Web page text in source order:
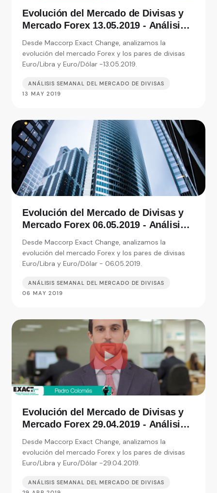
Evolución del Mercado de Divisas y
Mercado Forex 13.05.2019 - Análisis
de moneda
Desde Maccorp Exact Change, analizamos la
evolución del mercado Forex y los pares de divisas
Euro/Libra y Euro/Dólar -13.05.2019.
ANÁLISIS SEMANAL DEL MERCADO DE DIVISAS
13 MAY 2019
Evolución del Mercado de Divisas y
Mercado Forex 06.05.2019 - Análisis
de moneda
Desde Maccorp Exact Change, analizamos la
evolución del mercado Forex y los pares de divisas
Euro/Libra y Euro/Dólar - 06.05.2019.
ANÁLISIS SEMANAL DEL MERCADO DE DIVISAS
06 MAY 2019
Evolución del Mercado de Divisas y
Mercado Forex 29.04.2019 - Análisis
de moneda
Desde Maccorp Exact Change, analizamos la
evolución del mercado Forex y los pares de divisas
Euro/Libra y Euro/Dólar -29.04.2019.
ANÁLISIS SEMANAL DEL MERCADO DE DIVISAS